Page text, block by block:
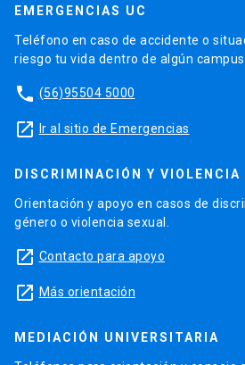
EMERGENCIAS UC
Teléfono en caso de accidente o
riesgo tu vida dentro de algún
phone (56)95504 5000
launch Ir al sitio de Emergencias
DISCRIMINACIÓN Y VIOLENCIA
Orientación y apoyo en casos de
género o violencia sexual.
launch Contacto para apoyo
launch Más orientación
MEDIACIÓN UNIVERSITARIA